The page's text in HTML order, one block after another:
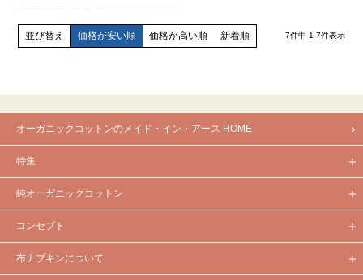
並び替え 価格が安い順 価格が高い順 新着順 7件中 1-7件表示
オーガニックコットンのメイド・イン・アース HOME
特集
純オーガニックコットン
コンセプト
布ナプキンについて